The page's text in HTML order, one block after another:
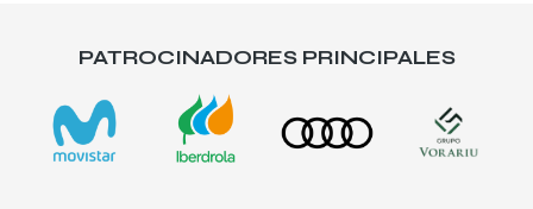
PATROCINADORES PRINCIPALES